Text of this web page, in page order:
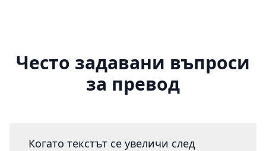
Често задавани въпроси
за превод
Когато текстът се увеличи след